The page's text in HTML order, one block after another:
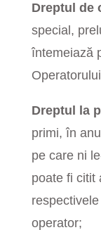
Dreptul de
special,
întemeiază
Dreptul la
primi, în
pe care ni
poate fi citit
operator;